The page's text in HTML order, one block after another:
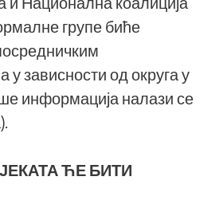
групе биће
у зависности од округа у
информација налази се
ЋЕ БИТИ